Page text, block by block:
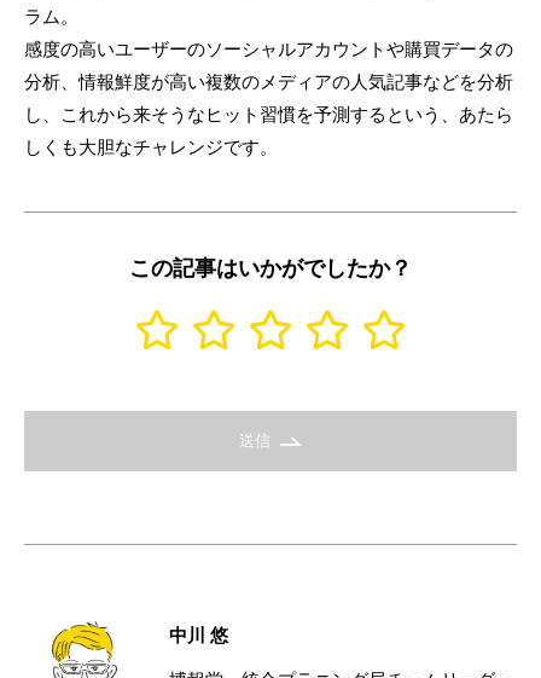
ラム。
感度の高いユーザーのソーシャルアカウントや購買データの
分析、情報鮮度が高い複数のメディアの人気記事などを分析
し、これから来そうなヒット習慣を予測するという、あたら
しくも大胆なチャレンジです。
この記事はいかがでしたか？
送信
中川 悠